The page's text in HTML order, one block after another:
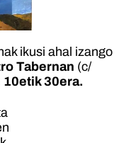
ikusi ahal izango
Tabernan (c/
30era.